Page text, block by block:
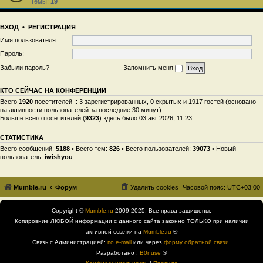
ВХОД • РЕГИСТРАЦИЯ
Имя пользователя:
Пароль:
Забыли пароль?
Запомнить меня
КТО СЕЙЧАС НА КОНФЕРЕНЦИИ
Всего 1920 посетителей :: 3 зарегистрированных, 0 скрытых и 1917 гостей (основано
на активности пользователей за последние 30 минут)
Больше всего посетителей (9323) здесь было 03 авг 2026, 11:23
СТАТИСТИКА
Всего сообщений: 5188 • Всего тем: 826 • Всего пользователей: 39073 • Новый
пользователь: iwishyou
Mumble.ru Форум Часовой пояс: UTC+03:00
Удалить cookies
Copyright ©Mumble.ru 2009-2025. Все права защищены.
Копировние ЛЮБОЙ информации с данного сайта законно ТОЛЬКО при наличии
активной ссылки на Mumble.ru ®
Связь с Администрацией: по e-mail или через форму обратной связи
Разработано : B0nuse ®